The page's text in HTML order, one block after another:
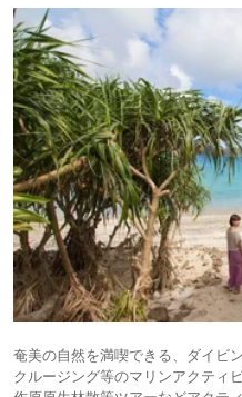
奄美の自然を満喫できる、ダイビ
クルージング等のマリンアクティ